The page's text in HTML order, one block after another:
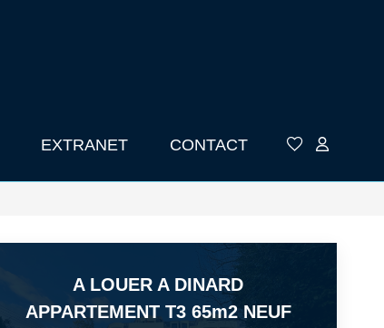
EXTRANET CONTACT
A LOUER A DINARD
APPARTEMENT T3 65m2 NEUF